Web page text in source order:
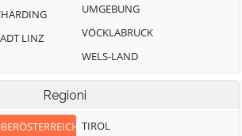
LINZ
UMGEBUNG
VÖCKLABRUCK
WELS-LAND
Regioni
TIROL